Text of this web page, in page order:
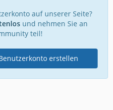
auf unserer Seite?
und nehmen Sie an
teil!
erstellen